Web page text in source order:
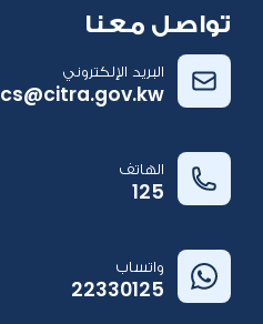
تواصل معنا
البريد الإلكتروني
cs@citra.gov.kw
الهاتف
125
واتساب
22330125